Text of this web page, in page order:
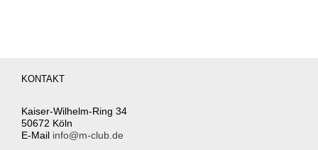
KONTAKT
Kaiser-Wilhelm-Ring 34
50672 Köln
E-Mail info@m-club.de